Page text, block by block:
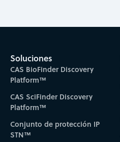
Soluciones
CAS BioFinder Discovery
Platform™
CAS SciFinder Discovery
Platform™
Conjunto de protección IP
STN™